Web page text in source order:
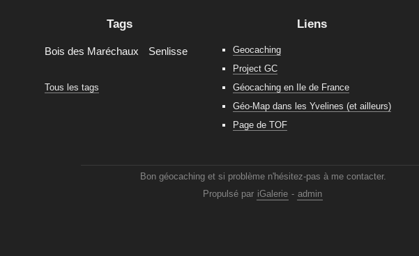
Tags
Bois des Maréchaux Senlisse
Tous les tags
Liens
Geocaching
Project GC
Géocaching en Ile de France
Géo-Map dans les Yvelines (et ailleurs)
Page de TOF
Bon géocaching et si problème n'hésitez-pas à me contacter.
Propulsé par iGalerie - admin